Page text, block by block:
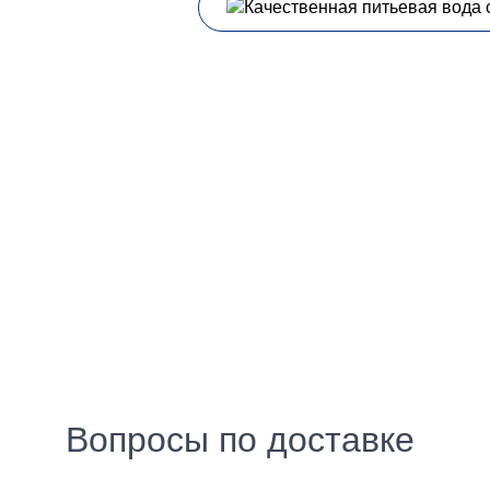
поэтому доставка бутилированной воды на дом
квалифицированные менеджеры в кратчайшие
насколько важно иметь постоянный доступ к
оперативность, надежность, удобство и точность
Вопросы по доставке